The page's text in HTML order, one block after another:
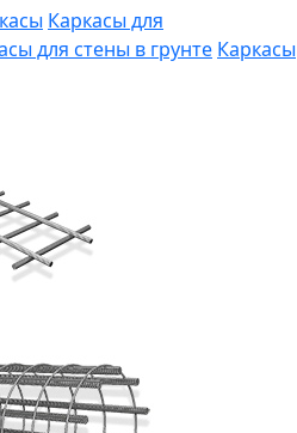
Каркасы для
для стены в грунте Каркасы